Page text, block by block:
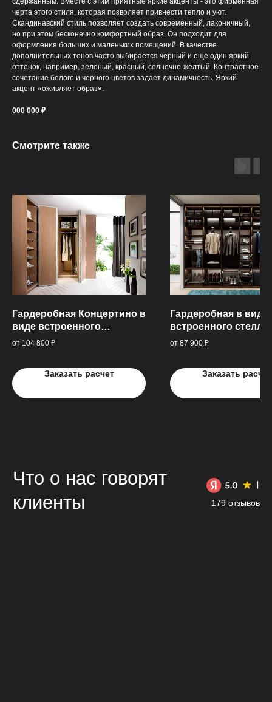
черта этого стиля, которая позволяет привнести тепло и уют.
Скандинавский стиль позволяет создать современный, лаконичный,
но при этом бесконечно комфортный образ. Он подходит для
оформления больших и маленьких помещений. В качестве
дополнительных тонов часто выбирается черный и еще один яркий
оттенок, например, зеленый, красный, солнечно-желтый. Контрастное
сочетание белого и черного цветов задает динамичность. Яркий
акцент «оживляет образ».
000 000 ₽
Смотрите также
Гардеробная Концертино в
виде встроенного
углового стеллажа и
от 104 800 ₽
Заказать расчет
Гардеробная в виде
встроенного
фирменной
от 87 900 ₽
Заказать расчет
179 отзывов
Что о нас говорят
клиенты